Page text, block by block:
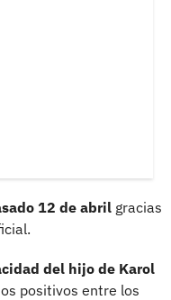
12 de abril gracias
del hijo de Karol
positivos entre los